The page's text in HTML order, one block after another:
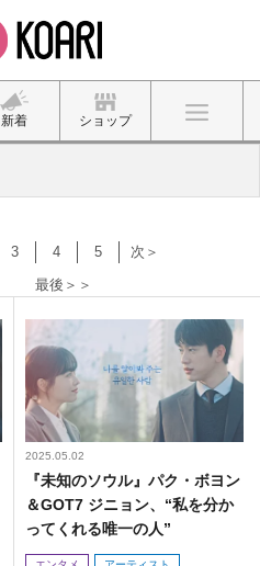
新着 ショップ
3 4 5
次＞
最後＞＞
2025.05.02
『未知のソウル』パク・ボヨン
＆GOT7 ジニョン、“私を分か
ってくれる唯一の人”